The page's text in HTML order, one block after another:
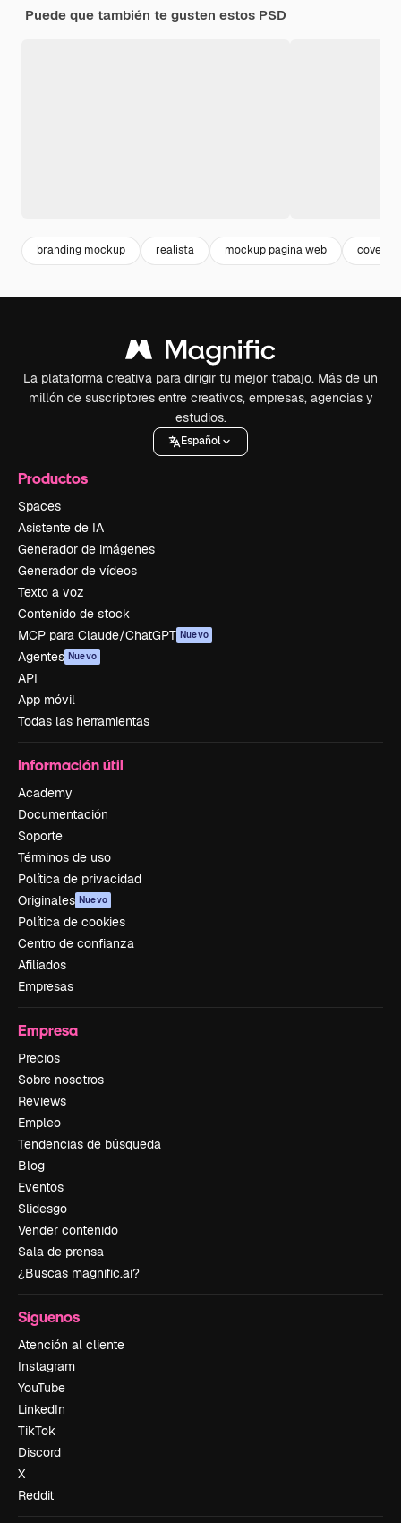
Puede que también te gusten estos PSD
branding mockup realista mockup pagina web cover
La plataforma creativa para dirigir tu mejor trabajo. Más de un
millón de suscriptores entre creativos, empresas, agencias y
estudios.
Español
Productos
Spaces
Asistente de IA
Generador de imágenes
Generador de vídeos
Texto a voz
Contenido de stock
MCP para Claude/ChatGPT Nuevo
Agentes Nuevo
API
App móvil
Todas las herramientas
Información útil
Academy
Documentación
Soporte
Términos de uso
Política de privacidad
Originales Nuevo
Política de cookies
Centro de confianza
Afiliados
Empresas
Empresa
Precios
Sobre nosotros
Reviews
Empleo
Tendencias de búsqueda
Blog
Eventos
Slidesgo
Vender contenido
Sala de prensa
¿Buscas magnific.ai?
Síguenos
Atención al cliente
Instagram
YouTube
LinkedIn
TikTok
Discord
X
Reddit